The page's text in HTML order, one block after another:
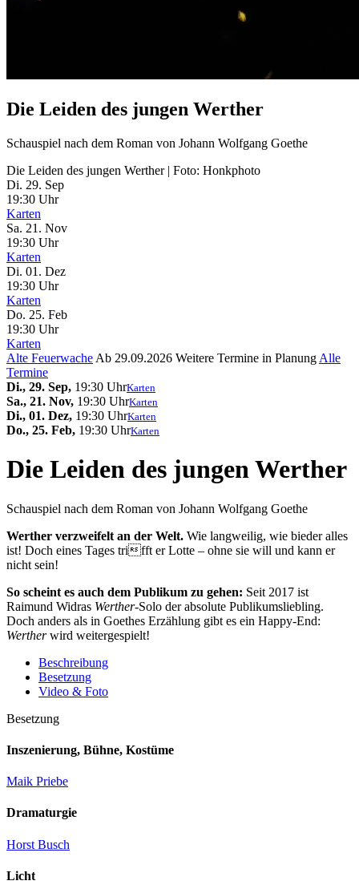
Die Leiden des jungen Werther
Schauspiel nach dem Roman von Johann Wolfgang Goethe
Die Leiden des jungen Werther | Foto: Honkphoto
Di. 29. Sep
19:30 Uhr
Karten
Sa. 21. Nov
19:30 Uhr
Karten
Di. 01. Dez
19:30 Uhr
Karten
Do. 25. Feb
19:30 Uhr
Karten
Alte Feuerwache Ab 29.09.2026 Weitere Termine in Planung Alle
Termine
Di., 29. Sep, 19:30 UhrKarten
Sa., 21. Nov, 19:30 UhrKarten
Di., 01. Dez, 19:30 UhrKarten
Do., 25. Feb, 19:30 UhrKarten
Die Leiden des jungen Werther
Schauspiel nach dem Roman von Johann Wolfgang Goethe
Werther verzweifelt an der Welt. Wie langweilig, wie bieder alles
ist! Doch eines Tages trifft er Lotte – ohne sie will und kann er
nicht sein!
So scheint es auch dem Publikum zu gehen: Seit 2017 ist
Raimund Widras Werther-Solo der absolute Publikumsliebling.
Doch anders als in Goethes Erzählung gibt es ein Happy-End:
Wertherwird weitergespielt!
Beschreibung
Besetzung
Video & Foto
Besetzung
Inszenierung, Bühne, Kostüme
Maik Priebe
Dramaturgie
Horst Busch
Licht